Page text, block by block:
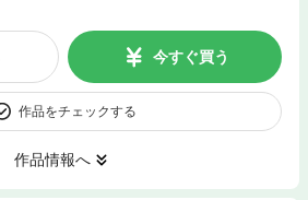
今すぐ買う
作品をチェックする
作品情報へ